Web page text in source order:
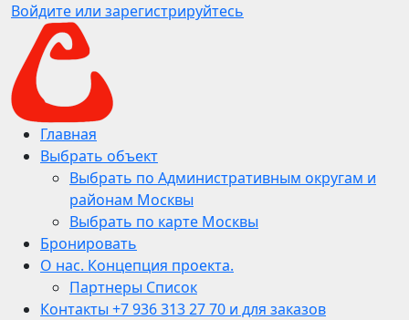
Войдите или зарегистрируйтесь
Главная
Выбрать объект
Выбрать по Административным округам и
районам Москвы
Выбрать по карте Москвы
Бронировать
О нас. Концепция проекта.
Партнеры Список
Контакты +7 936 313 27 70 и для заказов